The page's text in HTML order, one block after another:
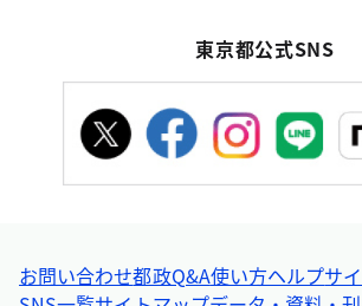
東京都公式SNS
お問い合わせ都政Q&A使い方ヘルプサ